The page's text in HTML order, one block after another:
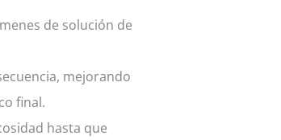
de solución de
mejorando
final.
hasta que